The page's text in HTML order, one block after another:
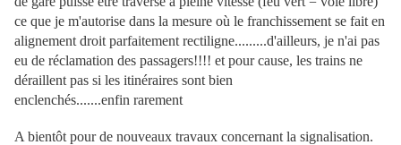
ce que je m'autorise dans la mesure où le franchissement se fait en
alignement droit parfaitement rectiligne.........d'ailleurs, je n'ai pas
eu de réclamation des passagers!!!! et pour cause, les trains ne
déraillent pas si les itinéraires sont bien
enclenchés.......enfin rarement
A bientôt pour de nouveaux travaux concernant la signalisation.